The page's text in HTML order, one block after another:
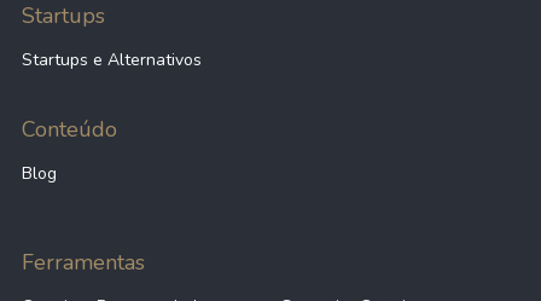
Startups
Startups e Alternativos
Conteúdo
Blog
Ferramentas